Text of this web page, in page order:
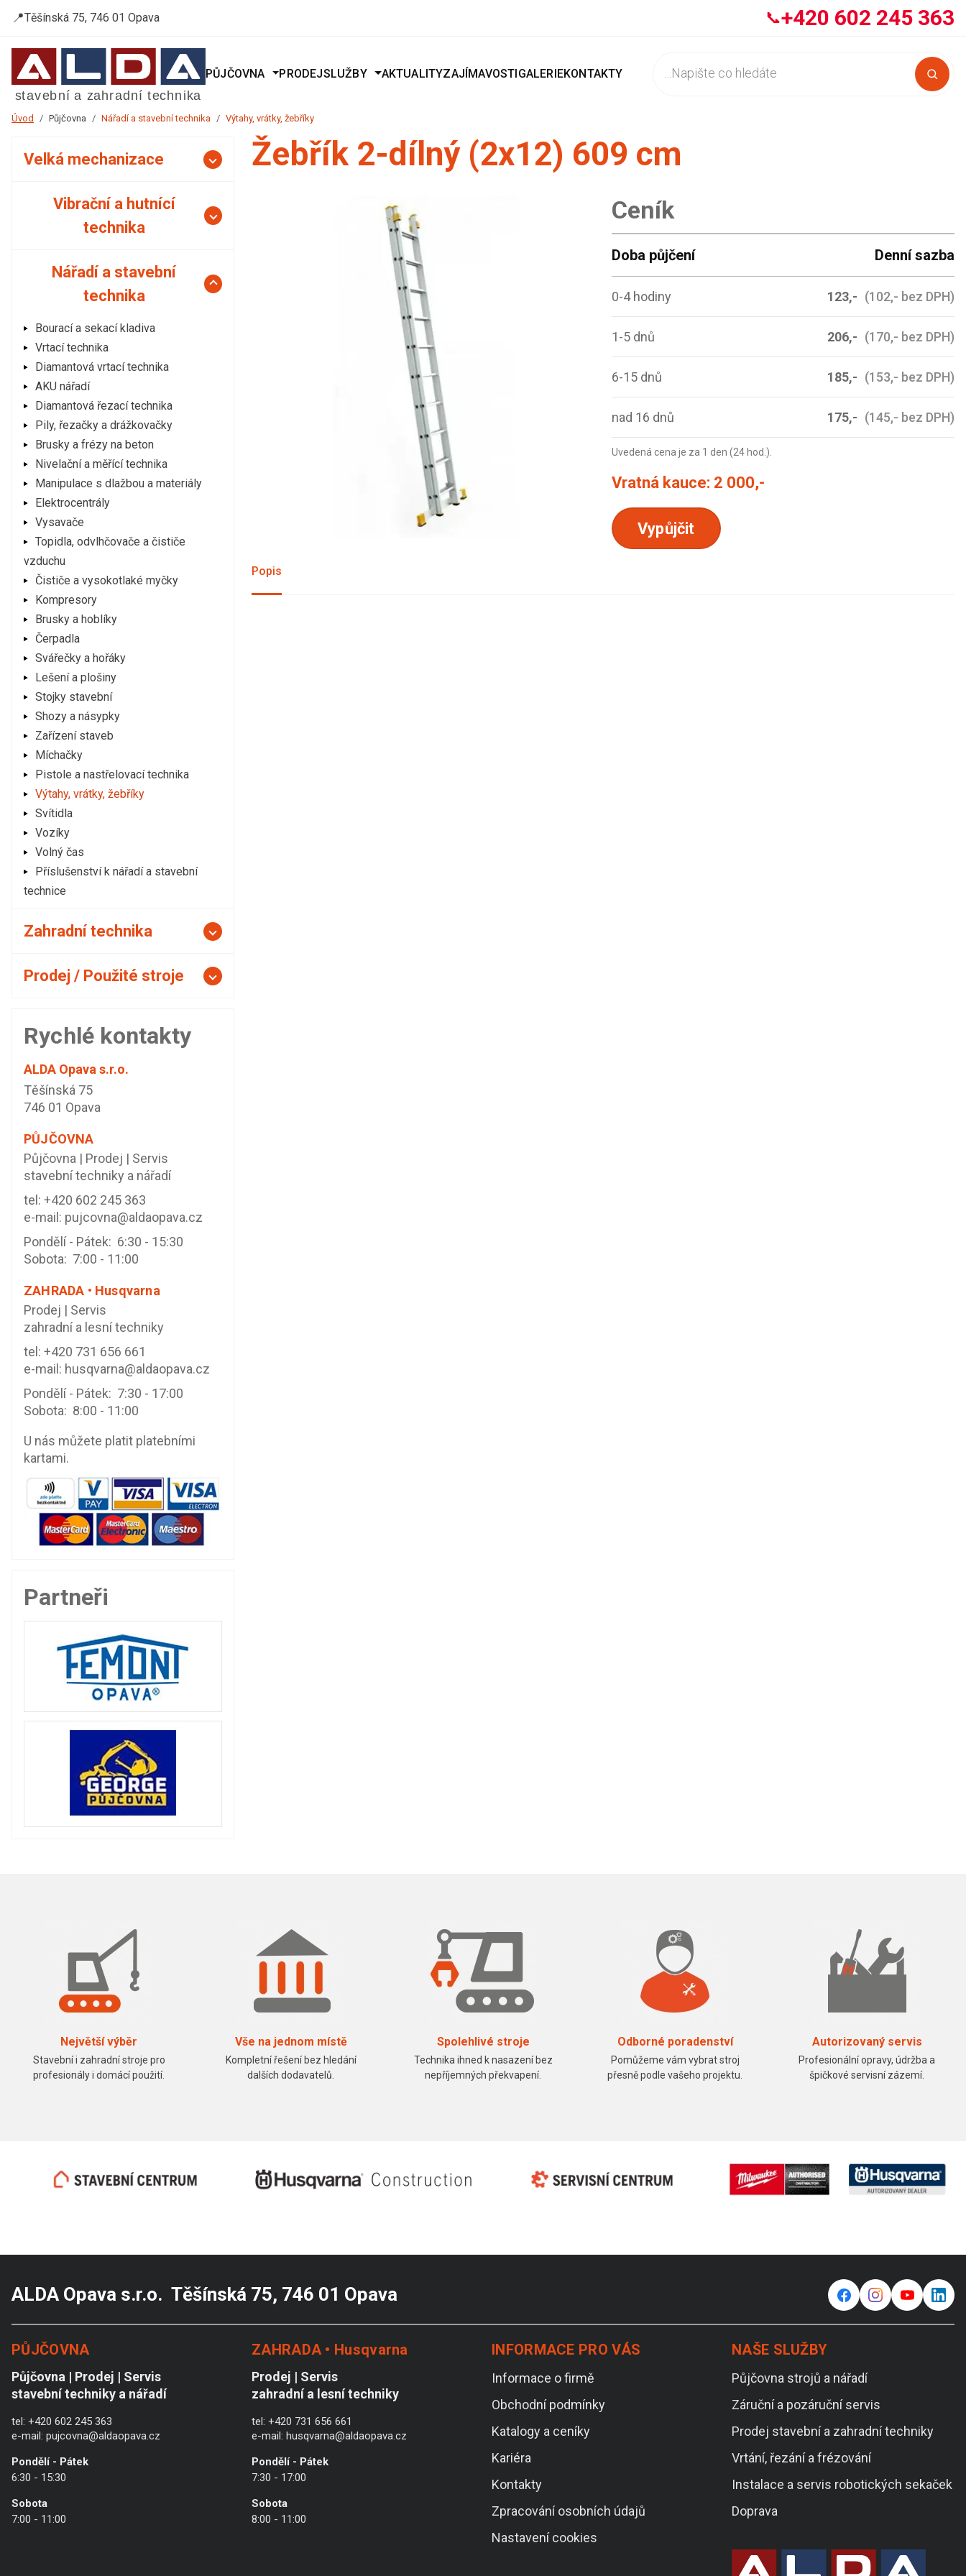
📍Těšínská 75, 746 01 Opava 📞+420 602 245 363
PŮJČOVNA PRODEJSLUŽBY AKTUALITYZAJÍMAVOSTIGALERIEKONTAKTY
Úvod Půjčovna Nářadí a stavební technika Výtahy, vrátky, žebříky
Velká mechanizace
Vibrační a hutnící
technika
Nářadí a stavební
technika
Bourací a sekací kladiva
Vrtací technika
Diamantová vrtací technika
AKU nářadí
Diamantová řezací technika
Pily, řezačky a drážkovačky
Brusky a frézy na beton
Nivelační a měřící technika
Manipulace s dlažbou a materiály
Elektrocentrály
Vysavače
Topidla, odvlhčovače a čističe
vzduchu
Čističe a vysokotlaké myčky
Kompresory
Brusky a hoblíky
Čerpadla
Svářečky a hořáky
Lešení a plošiny
Stojky stavební
Shozy a násypky
Zařízení staveb
Míchačky
Pistole a nastřelovací technika
Výtahy, vrátky, žebříky
Svítidla
Vozíky
Volný čas
Příslušenství k nářadí a stavební
technice
Zahradní technika
Prodej / Použité stroje
Rychlé kontakty
ALDA Opava s.r.o.
Těšínská 75
746 01 Opava
PŮJČOVNA
Půjčovna | Prodej | Servis
stavební techniky a nářadí
tel: +420 602 245 363
e-mail: pujcovna@aldaopava.cz
Pondělí - Pátek: 6:30 - 15:30
Sobota: 7:00 - 11:00
ZAHRADA • Husqvarna
Prodej | Servis
zahradní a lesní techniky
tel: +420 731 656 661
e-mail: husqvarna@aldaopava.cz
Pondělí - Pátek: 7:30 - 17:00
Sobota: 8:00 - 11:00
U nás můžete platit platebními
kartami.
Partneři
Žebřík 2-dílný (2x12) 609 cm
Ceník
Doba půjčení Denní sazba
0-4 hodiny 123,- (102,- bez DPH)
1-5 dnů 206,- (170,- bez DPH)
6-15 dnů 185,- (153,- bez DPH)
nad 16 dnů 175,- (145,- bez DPH)
Uvedená cena je za 1 den (24 hod.).
Vratná kauce: 2 000,-
Vypůjčit
Popis
Největší výběr
Stavební i zahradní stroje pro
profesionály i domácí použití.
Vše na jednom místě
Kompletní řešení bez hledání
dalších dodavatelů.
Spolehlivé stroje
Technika ihned k nasazení bez
nepříjemných překvapení.
Odborné poradenství
Pomůžeme vám vybrat stroj
přesně podle vašeho projektu.
Autorizovaný servis
Profesionální opravy, údržba a
špičkové servisní zázemí.
ALDA Opava s.r.o. Těšínská 75, 746 01 Opava f ⌁ y in
PŮJČOVNA
Půjčovna | Prodej | Servis
stavební techniky a nářadí
tel: +420 602 245 363
e-mail: pujcovna@aldaopava.cz
Pondělí - Pátek
6:30 - 15:30
Sobota
7:00 - 11:00
ZAHRADA • Husqvarna
Prodej | Servis
zahradní a lesní techniky
tel: +420 731 656 661
e-mail: husqvarna@aldaopava.cz
Pondělí - Pátek
7:30 - 17:00
Sobota
8:00 - 11:00
INFORMACE PRO VÁS
Informace o firmě
Obchodní podmínky
Katalogy a ceníky
Kariéra
Kontakty
Zpracování osobních údajů
Nastavení cookies
NAŠE SLUŽBY
Půjčovna strojů a nářadí
Záruční a pozáruční servis
Prodej stavební a zahradní techniky
Vrtání, řezání a frézování
Instalace a servis robotických sekaček
Doprava